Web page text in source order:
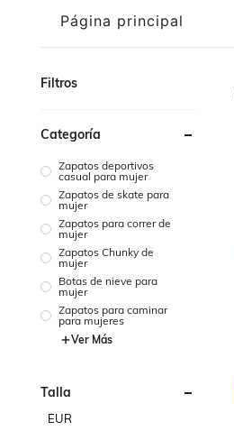
Página principal
Filtros
Categoría
Zapatos deportivos
casual para mujer
Zapatos de skate para
mujer
Zapatos para correr de
mujer
Zapatos Chunky de
mujer
Botas de nieve para
mujer
Zapatos para caminar
para mujeres
Ver Más
Talla
EUR